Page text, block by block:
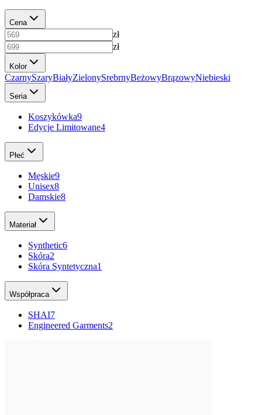
Cena
zł
zł
Kolor
CzarnySzaryBiałyZielonySrebrnyBeżowyBrązowyNiebieski
Seria
Koszykówka9
Edycje Limitowane4
Płeć
Męskie9
Unisex8
Damskie8
Materiał
Synthetic6
Skóra2
Skóra Syntetyczna1
Współpraca
SHAI7
Engineered Garments2